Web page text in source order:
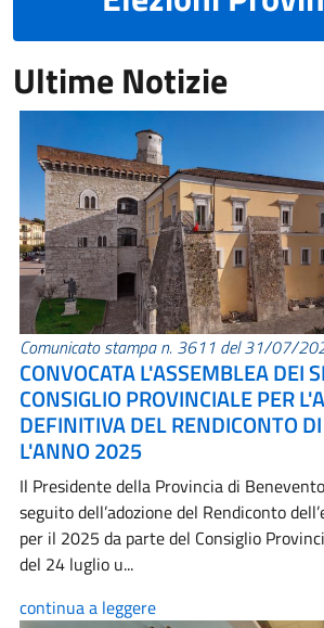
Ultime Notizie
Comunicato stampa n. 3611 del 31/07/
CONVOCATA L'ASSEMBLEA DEI
CONSIGLIO PROVINCIALE PER
DEFINITIVA DEL RENDICONTO
L'ANNO 2025
Il Presidente della Provincia di
seguito dell’adozione del Rendiconto
per il 2025 da parte del Consiglio
del 24 luglio u...
continua a leggere